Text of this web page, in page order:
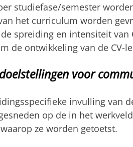
studiefase/semester
het curriculum worden
spreiding en intensiteit van
de ontwikkeling van de CV-
voor
invulling van
op de in het
ze worden getoetst.